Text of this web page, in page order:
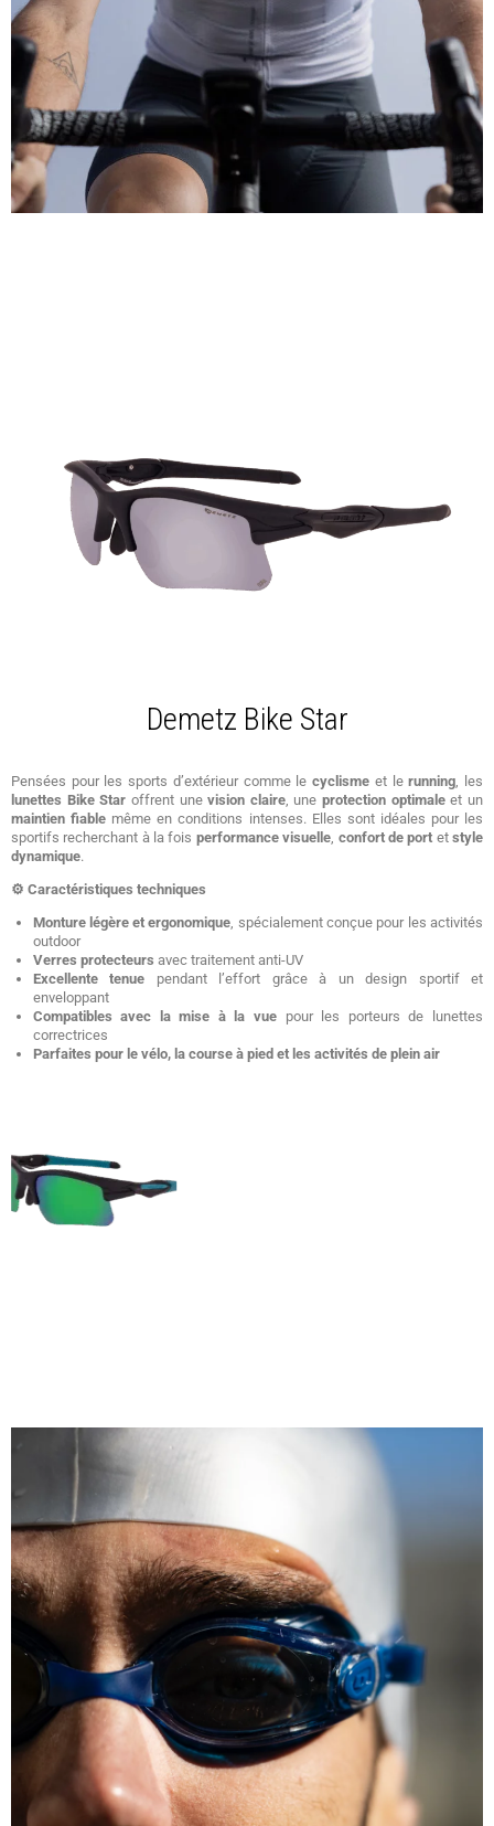
Demetz Bike Star
Pensées pour les sports d’extérieur comme lecyclisme et lerunning, les
lunettes Bike Star offrent unevision claire, uneprotection optimaleet un
maintien fiable même en conditions intenses. Elles sont idéales pour les
sportifs recherchant à la fois performance visuelle, confort de port etstyle
dynamique.
⚙️ Caractéristiques techniques
Monture légère et ergonomique, spécialement conçue pour les activités
outdoor
Verres protecteurs avec traitement anti-UV
Excellente tenue pendant l’effort grâce à un design sportif et
enveloppant
Compatibles avec la mise à la vue pour les porteurs de lunettes
correctrices
Parfaites pour le vélo, la course à pied et les activités de plein air